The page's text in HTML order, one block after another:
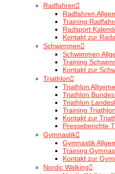
Radfahren
Radfahren
Training
Radsport
Kontakt zur
Schwimmen
Schwimmen
Training
Kontakt zur
Triathlon
Triathlon
Triathlon
Triathlon
Training Triathlon
Kontakt zur
Presseberichte
Gymnastik
Gymnastik
Training
Kontakt zur
Nordic Walking